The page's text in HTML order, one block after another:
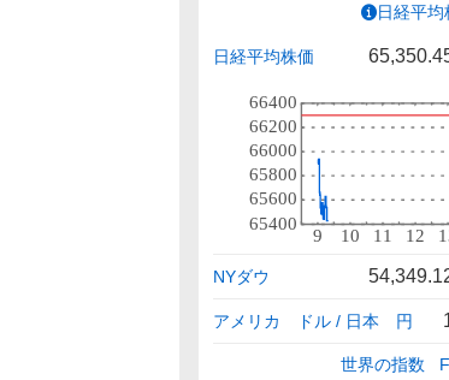
日経平
日経平均株価
NYダウ
アメリカ ドル / 日本 円
世界の指数